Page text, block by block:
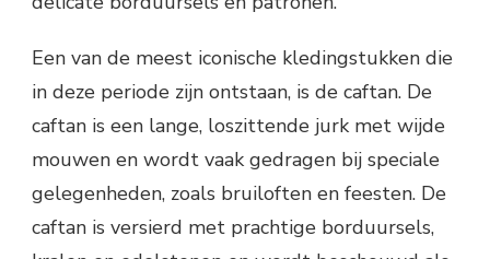
Een van de meest iconische kledingstukken die
in deze periode zijn ontstaan, is de caftan. De
caftan is een lange, loszittende jurk met wijde
mouwen en wordt vaak gedragen bij speciale
gelegenheden, zoals bruiloften en feesten. De
caftan is versierd met prachtige borduursels,